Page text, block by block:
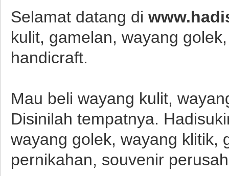
Selamat datang di
kulit, gamelan, wayang
handicraft.
Mau beli wayang kulit,
Disinilah tempatnya.
wayang golek, wayang klitik,
pernikahan, souvenir